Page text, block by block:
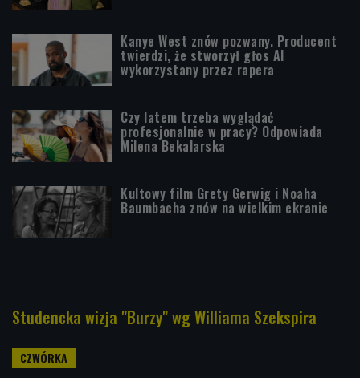
Kanye West znów pozwany. Producent
twierdzi, że stworzył głos AI
wykorzystany przez rapera
Czy latem trzeba wyglądać
profesjonalnie w pracy? Odpowiada
Milena Bekalarska
Kultowy film Grety Gerwig i Noaha
Baumbacha znów na wielkim ekranie
Studencka wizja "Burzy" wg Williama Szekspira